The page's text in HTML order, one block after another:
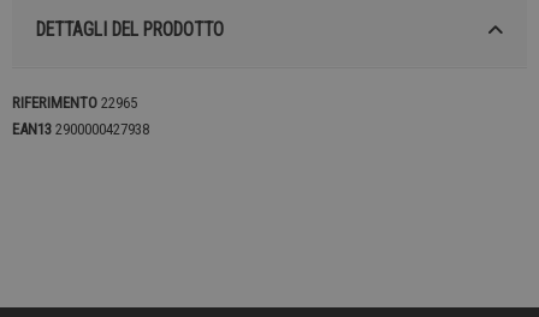
DETTAGLI DEL PRODOTTO
RIFERIMENTO 22965
EAN13 2900000427938